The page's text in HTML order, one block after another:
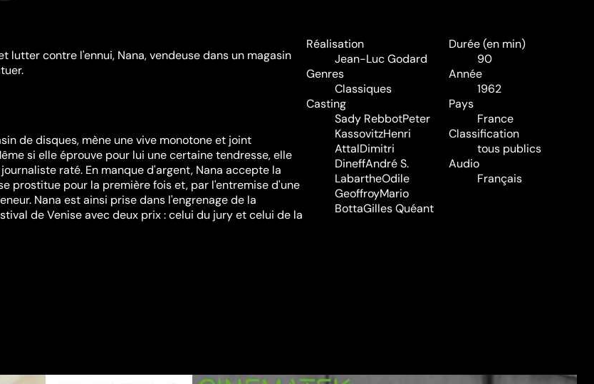
lutter contre l'ennui, Nana, vendeuse dans un magasin
de disques, mène une vive monotone et joint
si elle éprouve pour lui une certaine tendresse, elle
raté. En manque d'argent, Nana accepte la
prostitue pour la première fois et, par l'entremise d'une
Nana est ainsi prise dans l'engrenage de la
de Venise avec deux prix : celui du jury et celui de la
Réalisation
Jean-Luc Godard
Genres
Classiques
Casting
Sady RebbotPeter
KassovitzHenri
AttalDimitri
DineffAndré S.
LabartheOdile
GeoffroyMario
BottaGilles Quéant
Durée (en min)
90
Année
1962
Pays
France
Classification
tous publics
Audio
Français